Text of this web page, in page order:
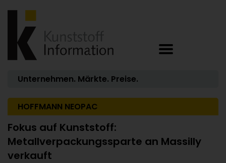
Unternehmen. Märkte. Preise.
HOFFMANN NEOPAC
Fokus auf Kunststoff:
Metallverpackungssparte an Massilly
verkauft